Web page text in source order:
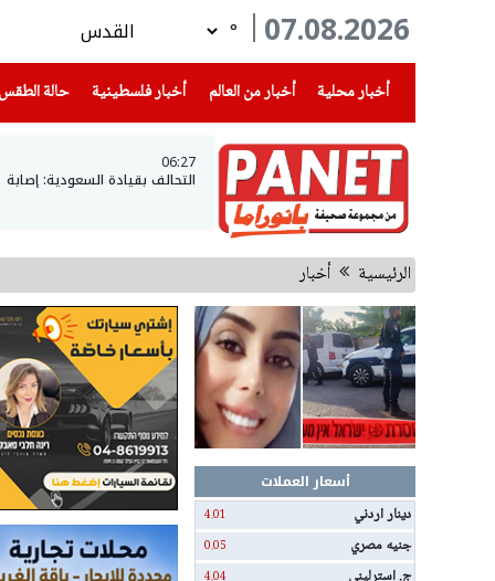
07.08.2026
°
أخبار محلية
(current) أخبار من العالم أخبار فلسطينية(current) حالة الطقس
06:27
التحالف بقيادة السعودية: إصابة 11 مدنيا في نجران جراء هجمات للحوثيين
الرئيسية أخبار
أسعار العملات
دينار اردني
4.01
جنيه مصري 0.05